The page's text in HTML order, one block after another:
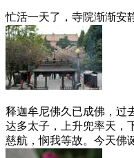
忙活一天了，寺院渐渐安
释迦牟尼佛久已成佛，过
达多太子，上升兜率天，
慈航，悯我等故。今天佛